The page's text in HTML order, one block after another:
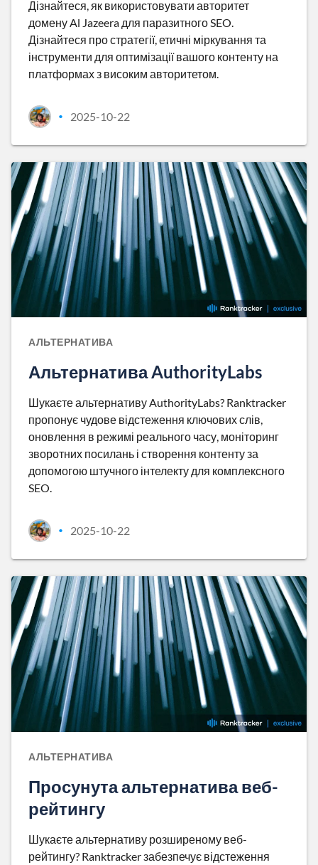
Дізнайтеся, як використовувати авторитет
домену Al Jazeera для паразитного SEO.
Дізнайтеся про стратегії, етичні міркування та
інструменти для оптимізації вашого контенту на
платформах з високим авторитетом.
• 2025-10-22
АЛЬТЕРНАТИВА
Альтернатива AuthorityLabs
Шукаєте альтернативу AuthorityLabs? Ranktracker
пропонує чудове відстеження ключових слів,
оновлення в режимі реального часу, моніторинг
зворотних посилань і створення контенту за
допомогою штучного інтелекту для комплексного
SEO.
• 2025-10-22
АЛЬТЕРНАТИВА
Просунута альтернатива веб-
рейтингу
Шукаєте альтернативу розширеному веб-
рейтингу? Ranktracker забезпечує відстеження